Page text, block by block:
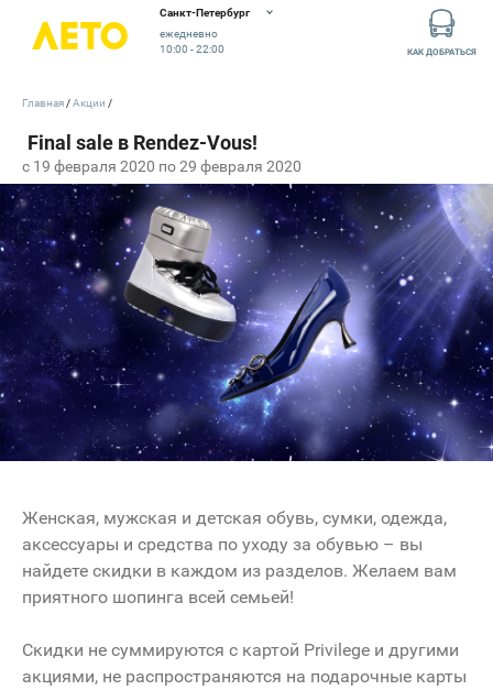
Санкт-Петербург
ежедневно
10:00 - 22:00
КАК ДОБРАТЬСЯ
c 19 февраля 2020 по 29 февраля 2020
Главная Акции
Женская, мужская и детская обувь, сумки, одежда,
аксессуары и средства по уходу за обувью – вы
найдете скидки в каждом из разделов. Желаем вам
приятного шопинга всей семьей!
Скидки не суммируются с картой Privilege и другими
акциями, не распространяются на подарочные карты